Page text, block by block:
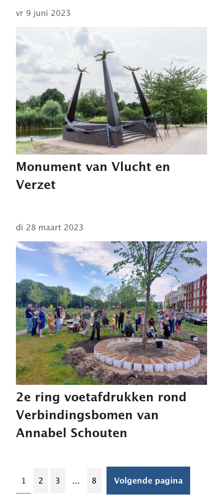
vr 9 juni 2023
Monument van Vlucht en
Verzet
di 28 maart 2023
2e ring voetafdrukken rond
Verbindingsbomen van
Annabel Schouten
1 2 3 ... 8 Volgende pagina